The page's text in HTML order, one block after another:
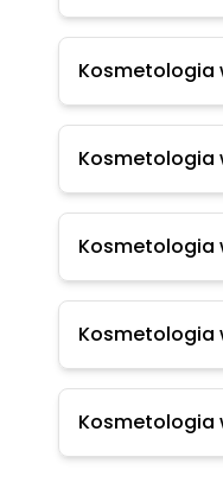
Kosmetologia
Kosmetologia
Kosmetologia
Kosmetologia
Kosmetologia